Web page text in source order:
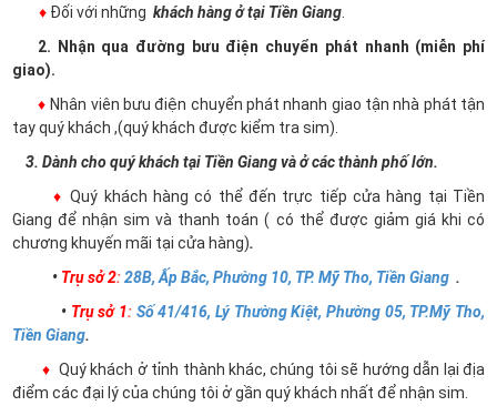
♦ Đối với những khách hàng ở tại Tiền Giang
2. Nhận qua đường bưu điện chuyển phát nhanh (miễn phí
giao).
♦ Nhân viên bưu điện chuyển phát nhanh giao tận nhà phát tận
tay quý khách ,(quý khách được kiểm tra sim).
3. Dành cho quý khách tại Tiền Giang và ở các thành phố lớn.
♦ Quý khách hàng có thể đến trực tiếp cửa hàng tại Tiền
Giang để nhận sim và thanh toán ( có thể được giảm giá khi có
chương khuyến mãi tại cửa hàng).
• Trụ sở 2:28B, Ấp Bắc, Phường 10, TP. Mỹ Tho, Tiền Giang .
• Trụ sở 1: Số 41/416, Lý Thường Kiệt, Phường 05, TP.Mỹ Tho,
Tiền Giang.
♦ Quý khách ở tỉnh thành khác, chúng tôi sẽ hướng dẫn lại địa
điểm các đại lý của chúng tôi ở gần quý khách nhất để nhận sim.